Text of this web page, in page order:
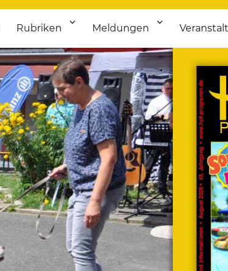
Hochfranken
Kultur bis Sport, von Theater bis Flohmarkt.
Rubriken Meldungen